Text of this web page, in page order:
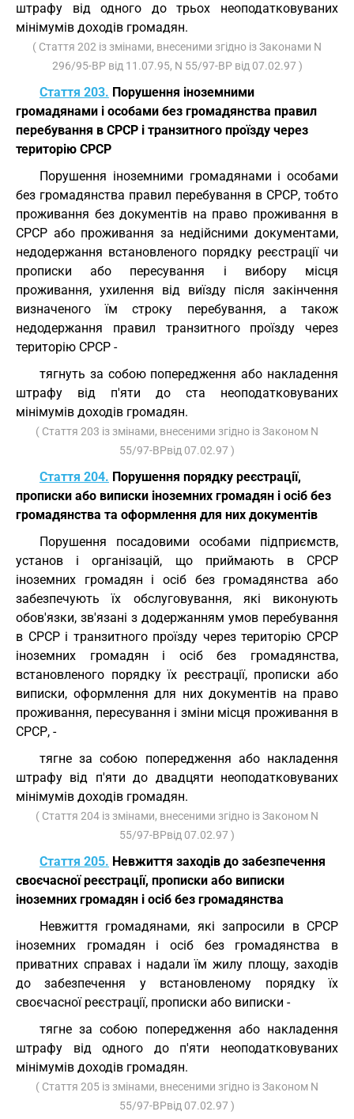
штрафу від одного до трьох неоподатковуваних
мінімумів доходів громадян.
( Стаття 202 із змінами, внесеними згідно із Законами N
296/95-ВР від 11.07.95, N 55/97-ВР від 07.02.97 )
Стаття 203. Порушення іноземними
громадянами і особами без громадянства правил
перебування в СРСР і транзитного проїзду через
територію СРСР
Порушення іноземними громадянами і особами
без громадянства правил перебування в СРСР, тобто
проживання без документів на право проживання в
СРСР або проживання за недійсними документами,
недодержання встановленого порядку реєстрації чи
прописки або пересування і вибору місця
проживання, ухилення від виїзду після закінчення
визначеного їм строку перебування, а також
недодержання правил транзитного проїзду через
територію СРСР -
тягнуть за собою попередження або накладення
штрафу від п'яти до ста неоподатковуваних
мінімумів доходів громадян.
( Стаття 203 із змінами, внесеними згідно із Законом N
55/97-ВРвід 07.02.97 )
Стаття 204. Порушення порядку реєстрації,
прописки або виписки іноземних громадян і осіб без
громадянства та оформлення для них документів
Порушення посадовими особами підприємств,
установ і організацій, що приймають в СРСР
іноземних громадян і осіб без громадянства або
забезпечують їх обслуговування, які виконують
обов'язки, зв'язані з додержанням умов перебування
в СРСР і транзитного проїзду через територію СРСР
іноземних громадян і осіб без громадянства,
встановленого порядку їх реєстрації, прописки або
виписки, оформлення для них документів на право
проживання, пересування і зміни місця проживання в
СРСР, -
тягне за собою попередження або накладення
штрафу від п'яти до двадцяти неоподатковуваних
мінімумів доходів громадян.
( Стаття 204 із змінами, внесеними згідно із Законом N
55/97-ВРвід 07.02.97 )
Стаття 205. Невжиття заходів до забезпечення
своєчасної реєстрації, прописки або виписки
іноземних громадян і осіб без громадянства
Невжиття громадянами, які запросили в СРСР
іноземних громадян і осіб без громадянства в
приватних справах і надали їм жилу площу, заходів
до забезпечення у встановленому порядку їх
своєчасної реєстрації, прописки або виписки -
тягне за собою попередження або накладення
штрафу від одного до п'яти неоподатковуваних
мінімумів доходів громадян.
( Стаття 205 із змінами, внесеними згідно із Законом N
55/97-ВРвід 07.02.97 )